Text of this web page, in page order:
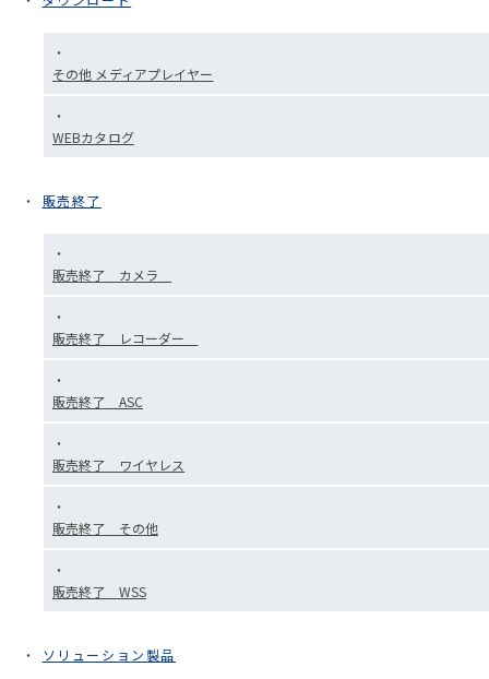
その他 メディアプレイヤー
WEBカタログ
販売終了
販売終了 カメラ
販売終了 レコーダー
販売終了 ASC
販売終了 ワイヤレス
販売終了 その他
販売終了 WSS
ソリューション製品